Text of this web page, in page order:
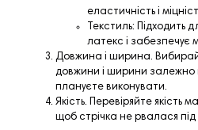
еластичність і
Текстиль: Підходить
латекс і забезпечує
Довжина і ширина.
довжини і ширини залежно
плануєте виконувати.
Якість. Перевіряйте якість
щоб стрічка не рвалася